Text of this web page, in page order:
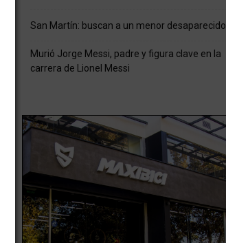
San Martín: buscan a un menor desaparecido
Murió Jorge Messi, padre y figura clave en la
carrera de Lionel Messi